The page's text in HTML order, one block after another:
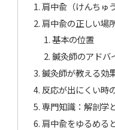
肩中兪（けんちゅ
肩中兪の正しい場
基本の位置
鍼灸師のアドバ
鍼灸師が教える効
反応が出にくい時
専門知識：解剖学
肩中兪をゆるめる